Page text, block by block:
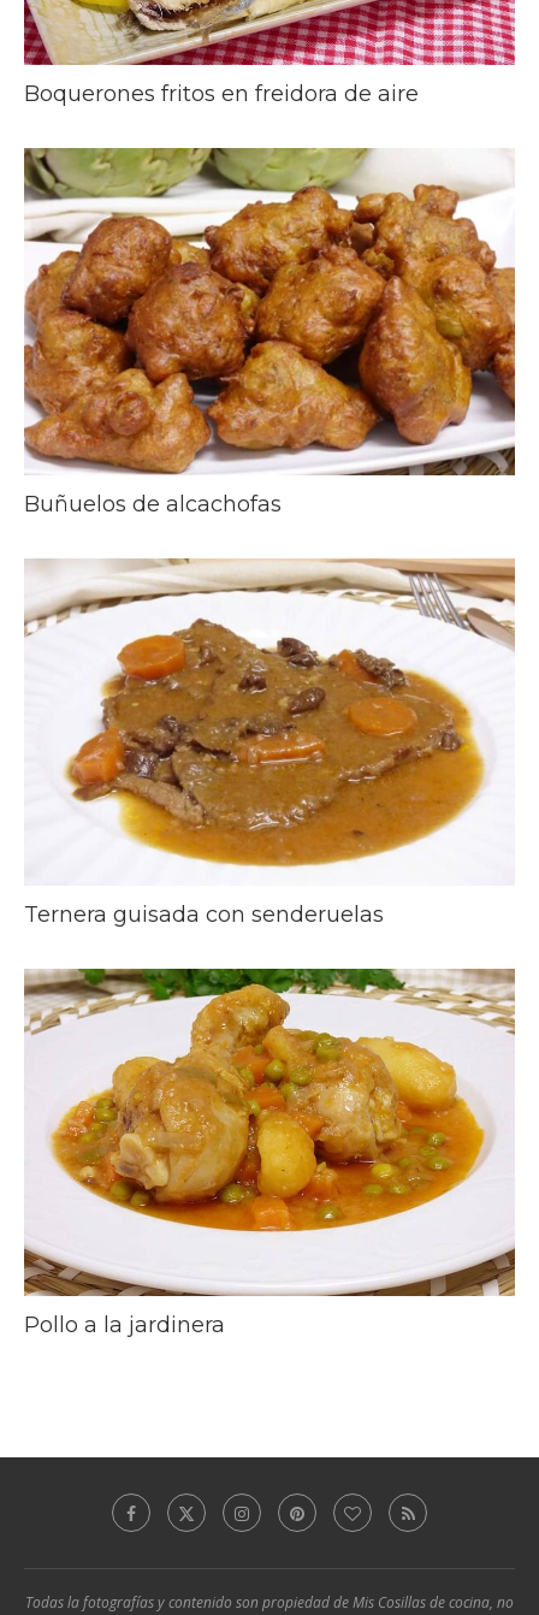
Boquerones fritos en freidora de aire
Buñuelos de alcachofas
Ternera guisada con senderuelas
Pollo a la jardinera
Todas la fotografías y contenido son propiedad de Mis Cosillas de cocina, no